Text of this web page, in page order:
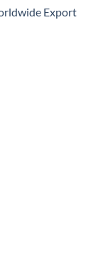
Export